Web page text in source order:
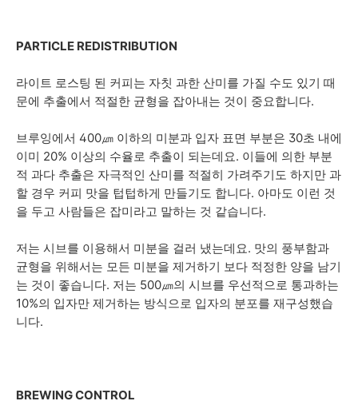
PARTICLE REDISTRIBUTION
라이트 로스팅 된 커피는 자칫 과한 산미를 가질 수도 있기 때
문에 추출에서 적절한 균형을 잡아내는 것이 중요합니다.
브루잉에서 400㎛ 이하의 미분과 입자 표면 부분은 30초 내에
이미 20% 이상의 수율로 추출이 되는데요. 이들에 의한 부분
적 과다 추출은 자극적인 산미를 적절히 가려주기도 하지만 과
할 경우 커피 맛을 텁텁하게 만들기도 합니다. 아마도 이런 것
을 두고 사람들은 잡미라고 말하는 것 같습니다.
저는 시브를 이용해서 미분을 걸러 냈는데요. 맛의 풍부함과
균형을 위해서는 모든 미분을 제거하기 보다 적정한 양을 남기
는 것이 좋습니다. 저는 500㎛의 시브를 우선적으로 통과하는
10%의 입자만 제거하는 방식으로 입자의 분포를 재구성했습
니다.
BREWING CONTROL